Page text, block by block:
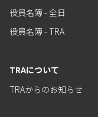
役員名簿 - 全日
役員名簿 - TRA
TRAについて
TRAからのお知らせ